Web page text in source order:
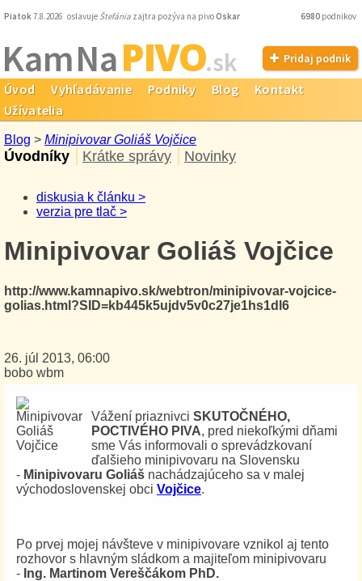
Piatok7.8.2026 oslavuje Štefánia zajtra pozýva na pivoOskar 6980 podnikov
Kam NaPIVO.sk Pridaj podnik
Úvod Vyhľadávanie Podniky Blog
Kontakt
Užívatelia
Blog > Minipivovar Goliáš Vojčice
Úvodníky Krátke správy Novinky
diskusia k článku >
verzia pre tlač >
Minipivovar Goliáš Vojčice
http://www.kamnapivo.sk/webtron/minipivovar-vojcice-
golias.html?SID=kb445k5ujdv5v0c27je1hs1dl6
26. júl 2013, 06:00
bobo wbm
Vážení priaznivci SKUTOČNÉHO,
POCTIVÉHO PIVA, pred niekoľkými dňami
sme Vás informovali o sprevádzkovaní
ďalšieho minipivovaru na Slovensku
- Minipivovaru Goliáš nachádzajúceho sa v malej
východoslovenskej obci Vojčice.
Po prvej mojej návšteve v minipivovare vznikol aj tento
rozhovor s hlavným sládkom a majiteľom minipivovaru
- Ing. Martinom Vereščákom PhD.